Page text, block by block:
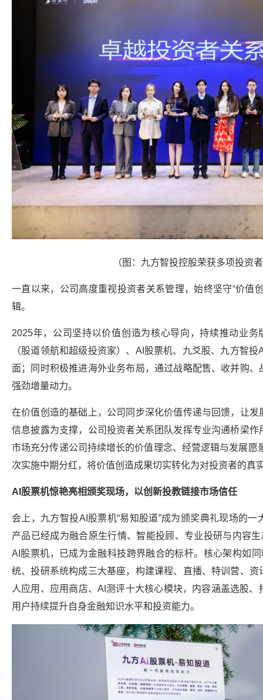
（图： 九方智投控股荣获多项投资
一直以来，公司高度重视投资者关系管理，始终坚守“价值
辑。
2025年，公司坚持以价值创造为核心导向，持续推动业务
（股道领航和超级投资家）、AI股票机、九爻股、九方智
面；
同时积极推进海外业务布局，通过战略配售、收并购
强劲增量动力。
在价值创造的基础上，公司同步深化价值传递与回馈，让
信息披露为支撑，公司投资者关系团队发挥专业沟通桥梁
市场充分传递公司持续增长的价值理念、经营逻辑与发展愿
次实施中期分红，将价值创造成果切实转化为对投资者的真
AI股票机惊艳亮相颁奖现场， 以创新投教链接市场信任
会上，九方智投AI股票机“易知股道”成为颁奖典礼现场的
产品已经成为融合原生行情、智能投顾、专业投研与内容
AI股票机，已成为金融科技跨界融合的标杆。核心架构如
统、投研系统构成三大基座，构建课程、直播、特训营、
人应用、应用商店、AI测评十大核心模块，内容涵盖选股
用户持续提升自身金融知识水平和投资能力。